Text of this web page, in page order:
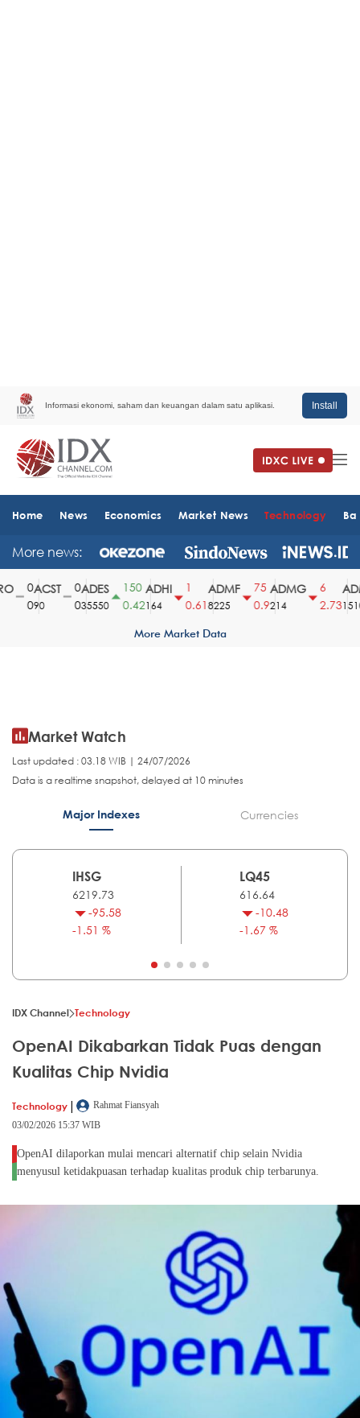
Informasi ekonomi, saham dan keuangan dalam satu aplikasi. Install
Home News Economics Market News Technology
More news:
ACST
90
ADES
35550
150
0.42
ADHI
164
0.61
ADMF
8225
75
0.9
ADMG
214
2.731510
More Market Data
Market Watch
Last updated : 03.18 WIB | 24/07/2026
Data is a realtime snapshot, delayed at 10 minutes
Major Indexes Currencies
IHSG
6219.73
-95.58
-1.51 %
LQ45
616.64
-10.48
-1.67 %
IDX Channel Technology
OpenAI Dikabarkan Tidak Puas dengan
Kualitas Chip Nvidia
Technology |
Rahmat Fiansyah
03/02/2026 15:37 WIB
OpenAI dilaporkan mulai mencari alternatif chip selain Nvidia
menyusul ketidakpuasan terhadap kualitas produk chip terbarunya.